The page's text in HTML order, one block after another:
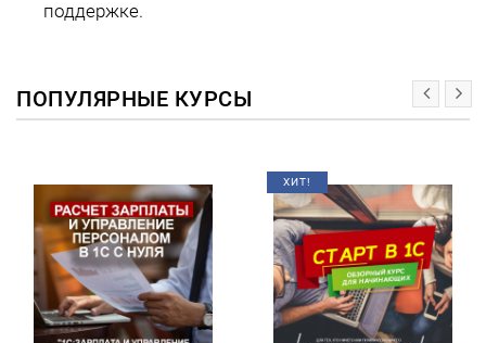
поддержке.
ПОПУЛЯРНЫЕ КУРСЫ
ХИТ!